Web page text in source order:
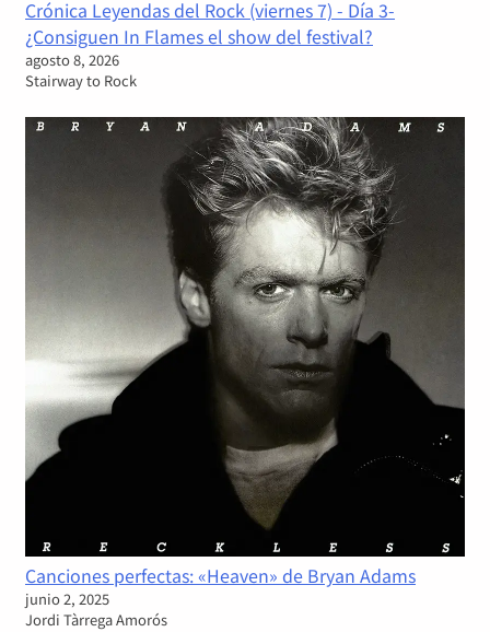
Crónica Leyendas del Rock (viernes 7) - Día 3-
¿Consiguen In Flames el show del festival?
agosto 8, 2026
Stairway to Rock
Canciones perfectas: «Heaven» de Bryan Adams
junio 2, 2025
Jordi Tàrrega Amorós